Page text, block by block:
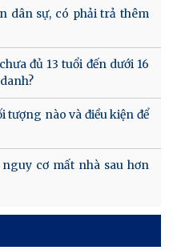
dân sự, có phải trả thêm
đủ 13 tuổi đến dưới 16
tượng nào và điều kiện để
cơ mất nhà sau hơn